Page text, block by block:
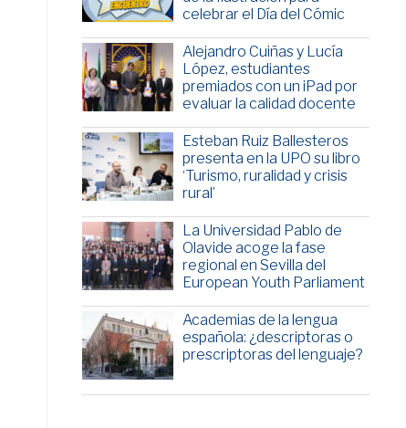
celebrar el Día del Cómic
Alejandro Cuiñas y Lucía
López, estudiantes
premiados con un iPad por
evaluar la calidad docente
Esteban Ruiz Ballesteros
presenta en la UPO su libro
‘Turismo, ruralidad y crisis
rural’
La Universidad Pablo de
Olavide acoge la fase
regional en Sevilla del
European Youth Parliament
Academias de la lengua
española: ¿descriptoras o
prescriptoras del lenguaje?